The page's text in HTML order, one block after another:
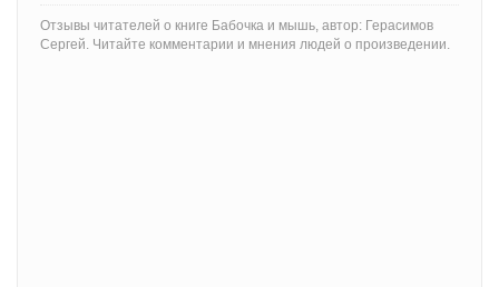
Отзывы читателей о книге Бабочка и мышь, автор: Герасимов
Сергей. Читайте комментарии и мнения людей о произведении.